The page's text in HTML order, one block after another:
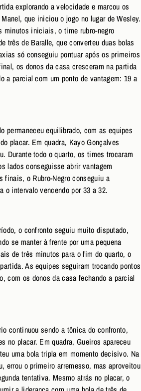
explorando a velocidade e marcou os
que iniciou o jogo no lugar de Wesley.
minutos iniciais, o time rubro-negro
três de Baralle, que converteu duas bolas
só conseguiu pontuar após os primeiros
os donos da casa cresceram na partida
a parcial com um ponto de vantagem: 19 a
permaneceu equilibrado, com as equipes
placar. Em quadra, Kayo Gonçalves
Durante todo o quarto, os times trocaram
lados conseguisse abrir vantagem
o Rubro-Negro conseguiu a
o intervalo vencendo por 33 a 32.
o confronto seguiu muito disputado,
se manter à frente por uma pequena
de três minutos para o fim do quarto, o
As equipes seguiram trocando pontos
com os donos da casa fechando a parcial
continuou sendo a tônica do confronto,
no placar. Em quadra, Gueiros apareceu
uma bola tripla em momento decisivo. Na
errou o primeiro arremesso, mas aproveitou
tentativa. Mesmo atrás no placar, o